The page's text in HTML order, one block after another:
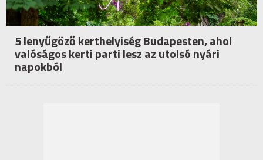
5 lenyűgöző kerthelyiség Budapesten, ahol
valóságos kerti parti lesz az utolsó nyári
napokból